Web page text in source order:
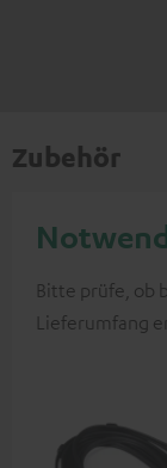
Zubehör
Bitte prüfe, ob
Lieferumfang